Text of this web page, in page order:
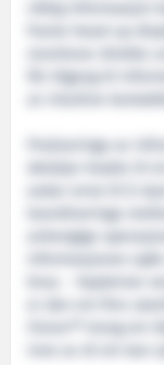
monitorar direkte
får tilgang til
Projiseringa av
aukar evna til å
koordineringa
avhengige
informasjonen
brua. - Kapteinar
er den ein finn
Vision™ treng ein
inne av di ein kan